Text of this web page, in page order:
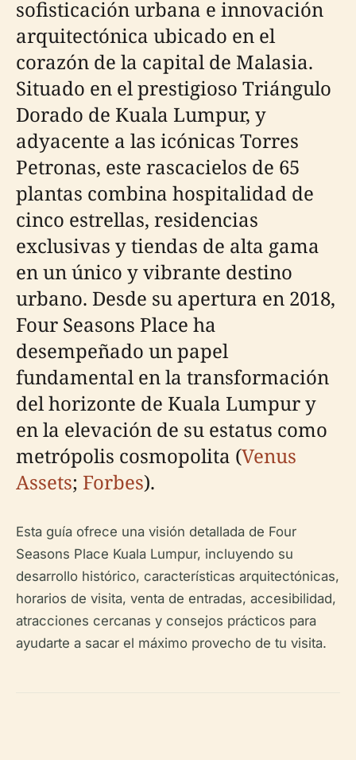
sofisticación urbana e innovación
arquitectónica ubicado en el
corazón de la capital de Malasia.
Situado en el prestigioso Triángulo
Dorado de Kuala Lumpur, y
adyacente a las icónicas Torres
Petronas, este rascacielos de 65
plantas combina hospitalidad de
cinco estrellas, residencias
exclusivas y tiendas de alta gama
en un único y vibrante destino
urbano. Desde su apertura en 2018,
Four Seasons Place ha
desempeñado un papel
fundamental en la transformación
del horizonte de Kuala Lumpur y
en la elevación de su estatus como
metrópolis cosmopolita (Venus
Assets; Forbes).
Esta guía ofrece una visión detallada de Four
Seasons Place Kuala Lumpur, incluyendo su
desarrollo histórico, características arquitectónicas,
horarios de visita, venta de entradas, accesibilidad,
atracciones cercanas y consejos prácticos para
ayudarte a sacar el máximo provecho de tu visita.